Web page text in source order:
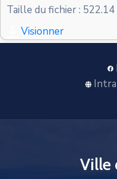
Taille du fichier : 522.14
Visionner
Ville